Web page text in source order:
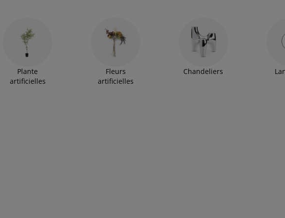
Plante
artificielles
Fleurs
artificielles
Chandeliers